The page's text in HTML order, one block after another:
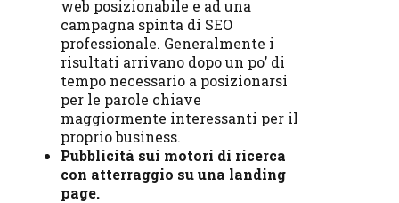
web posizionabile e ad una
campagna spinta di SEO
professionale. Generalmente i
risultati arrivano dopo un po’ di
tempo necessario a posizionarsi
per le parole chiave
maggiormente interessanti per il
proprio business.
Pubblicità sui motori di ricerca
con atterraggio su una landing
page.